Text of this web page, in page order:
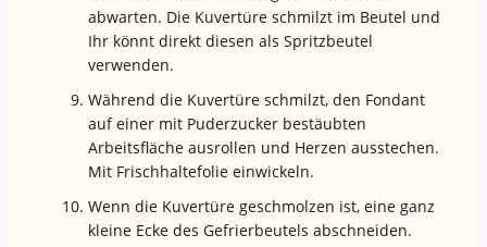
abwarten. Die Kuvertüre schmilzt im Beutel und
Ihr könnt direkt diesen als Spritzbeutel
verwenden.
Während die Kuvertüre schmilzt, den Fondant
auf einer mit Puderzucker bestäubten
Arbeitsfläche ausrollen und Herzen ausstechen.
Mit Frischhaltefolie einwickeln.
Wenn die Kuvertüre geschmolzen ist, eine ganz
kleine Ecke des Gefrierbeutels abschneiden.